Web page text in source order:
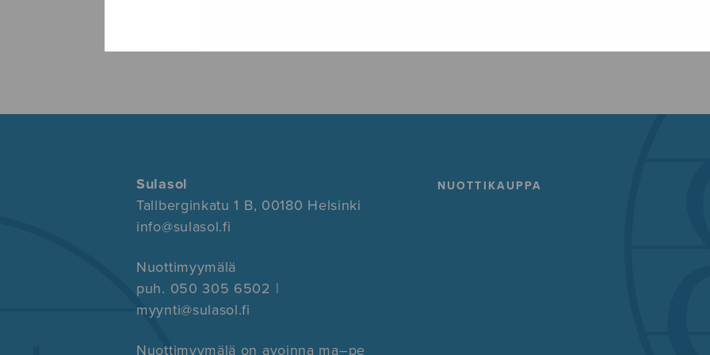
Sulasol
Tallberginkatu 1 B, 00180 Helsinki
info@sulasol.fi
Nuottimyymälä
puh. 050 305 6502 |
myynti@sulasol.fi
Nuottimyymälä on avoinna ma–pe
NUOTTIKAUPPA